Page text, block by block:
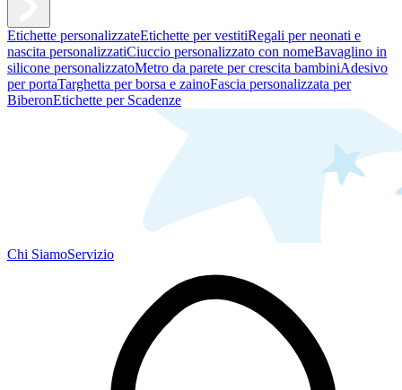
Etichette personalizzateEtichette per vestitiRegali per neonati e
nascita personalizzatiCiuccio personalizzato con nomeBavaglino in
silicone personalizzatoMetro da parete per crescita bambiniAdesivo
per portaTarghetta per borsa e zainoFascia personalizzata per
BiberonEtichette per Scadenze
Chi SiamoServizio